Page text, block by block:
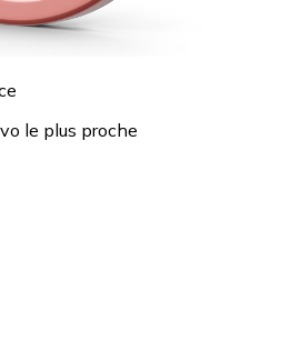
le plus proche